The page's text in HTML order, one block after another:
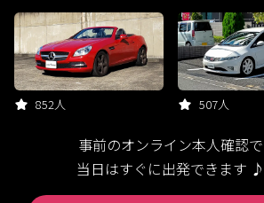
852人 507人
事前のオンライン本人確認で
当日はすぐに出発できます ♪